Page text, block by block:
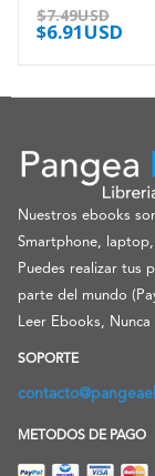
0out of 5
$7.49USD
$6.91USD
Nuestros ebooks
Smartphone,
Puedes realizar tus
parte del mundo
Leer Ebooks,
SOPORTE
METODOS DE PAGO